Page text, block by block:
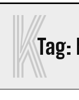
Tag:
K